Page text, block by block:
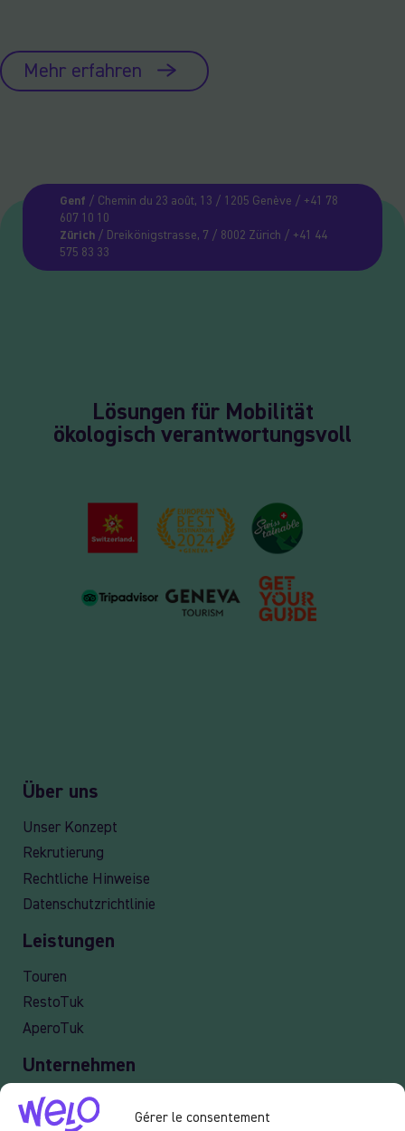
Gérer le consentement
Mehr erfahren
Genf / Chemin du 23 août, 13 / 1205 Genève / +41 78
607 10 10
Zürich/ Dreikönigstrasse, 7 / 8002 Zürich / +41 44
575 83 33
Lösungen für Mobilität
ökologisch verantwortungsvoll
Über uns
Unser Konzept
Rekrutierung
Rechtliche Hinweise
Datenschutzrichtlinie
Leistungen
Touren
RestoTuk
AperoTuk
Unternehmen
Lieferung
Veranstaltung